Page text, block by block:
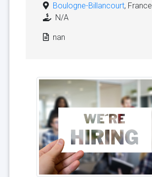
Boulogne-Billancourt, France
N/A
nan